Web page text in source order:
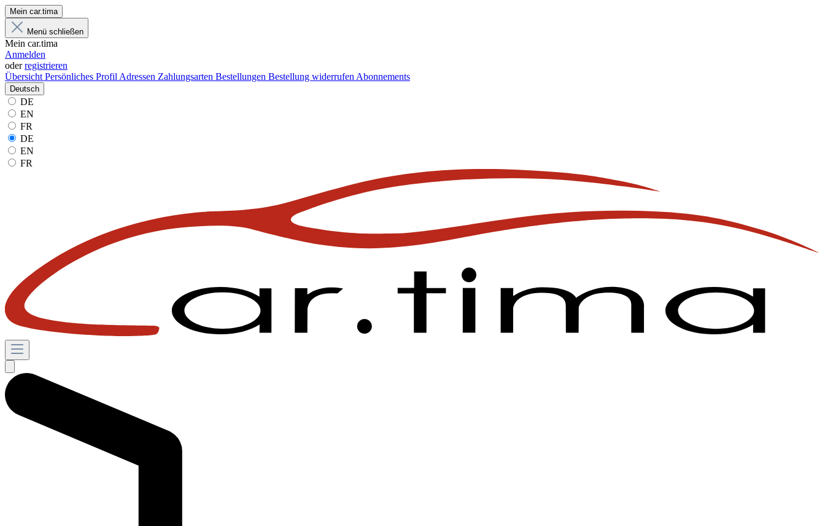
Mein car.tima
Menü schließen
Mein car.tima
Anmelden
oderregistrieren
Übersicht Persönliches Profil Adressen Zahlungsarten Bestellungen Bestellung widerrufen Abonnements
Deutsch
DE
EN
FR
DE
EN
FR